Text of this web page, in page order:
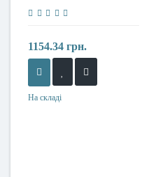
1154.34 грн.
На складі